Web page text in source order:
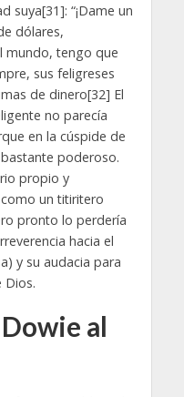
suya[31]: “¡Dame un
dólares,
mundo, tengo que
sus feligreses
de dinero[32] El
no parecía
en la cúspide de
poderoso.
propio y
un titiritero
pronto lo perdería
hacia el
y su audacia para
Dios.
al